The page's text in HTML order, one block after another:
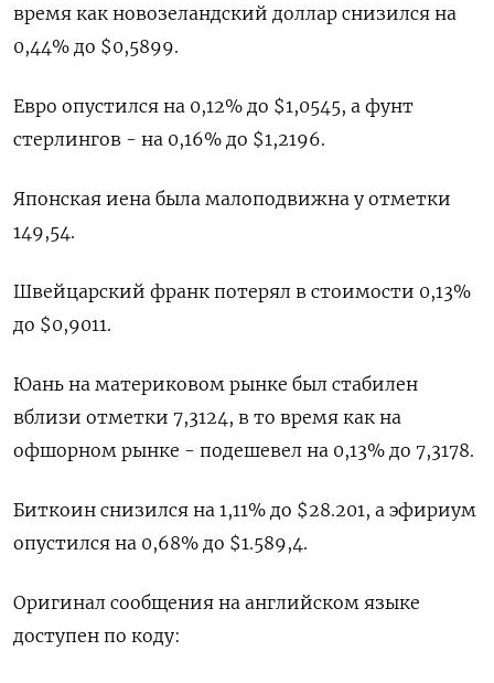
время как новозеландский доллар снизился на
0,44% до $0,5899​.
Евро опустился на 0,12% до $1,0545​, а фунт
стерлингов - на 0,16% до $1,2196​.
Японская иена была малоподвижна у отметки
149,54.
Швейцарский франк потерял в стоимости 0,13%
до $0,9011​.
Юань на материковом рынке был стабилен
вблизи отметки 7,3124​, в то время как на
офшорном рынке - подешевел на 0,13% до 7,3178.
Биткоин снизился на 1,11% до $28.201, а эфириум
опустился на 0,68% до $1.589,4.
Оригинал сообщения на английском языке
доступен по коду: